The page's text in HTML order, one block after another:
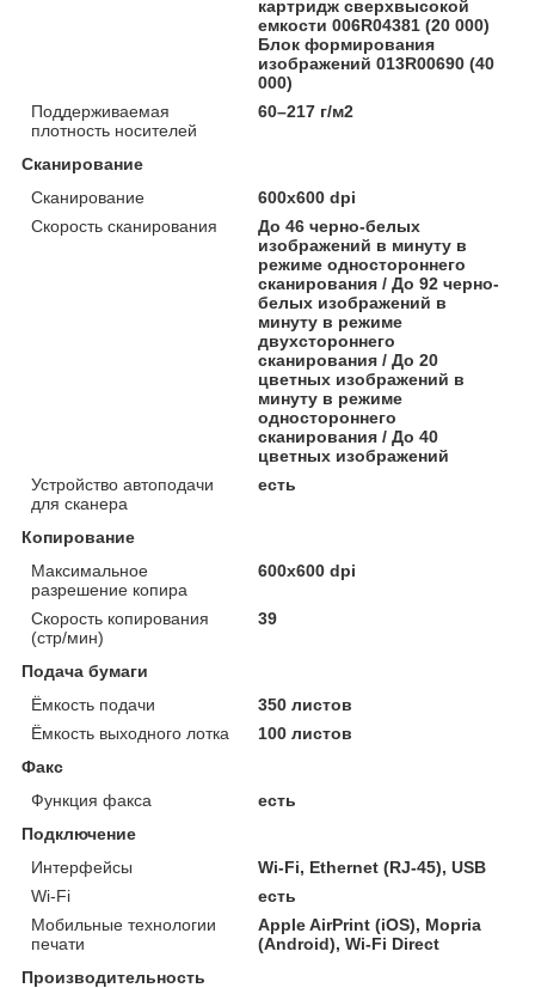
картридж сверхвысокой
емкости 006R04381 (20 000)
Блок формирования
изображений 013R00690 (40
000)
Поддерживаемая
плотность носителей
60–217 г/м2
Сканирование
Сканирование
600x600 dpi
Скорость сканирования
До 46 черно-белых
изображений в минуту в
режиме одностороннего
сканирования / До 92 черно-
белых изображений в
минуту в режиме
двухстороннего
сканирования / До 20
цветных изображений в
минуту в режиме
одностороннего
сканирования / До 40
цветных изображений
Устройство автоподачи
для сканера
есть
Копирование
Максимальное
разрешение копира
600x600 dpi
Скорость копирования
(стр/мин)
39
Подача бумаги
Ёмкость подачи
350 листов
Ёмкость выходного лотка
100 листов
Факс
Функция факса
есть
Подключение
Интерфейсы
Wi-Fi, Ethernet (RJ-45), USB
Wi-Fi
есть
Мобильные технологии
печати
Apple AirPrint (iOS), Mopria
(Android), Wi-Fi Direct
Производительность